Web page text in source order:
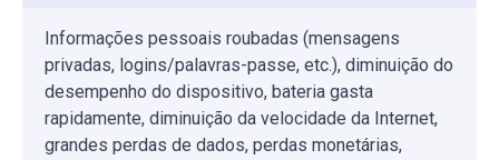
Informações pessoais roubadas (mensagens
privadas, logins/palavras-passe, etc.), diminuição do
desempenho do dispositivo, bateria gasta
rapidamente, diminuição da velocidade da Internet,
grandes perdas de dados, perdas monetárias,